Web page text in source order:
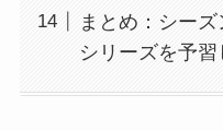
まとめ：シー
シリーズを予習